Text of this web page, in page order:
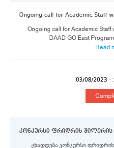
Ongoing call for Academic
DAAD GO East
Read
03/08/2023 -
ცხადდება კონკურსი